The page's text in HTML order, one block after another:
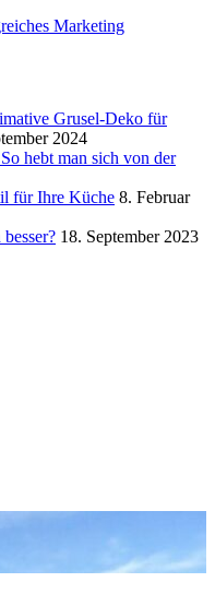
Grusel-Deko für
2024
hebt man sich von der
für Ihre Küche 8. Februar
18. September 2023